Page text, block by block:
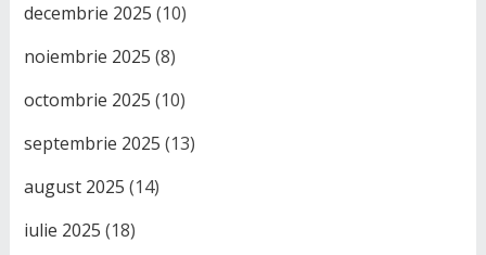
decembrie 2025 (10)
noiembrie 2025 (8)
octombrie 2025 (10)
septembrie 2025 (13)
august 2025 (14)
iulie 2025 (18)